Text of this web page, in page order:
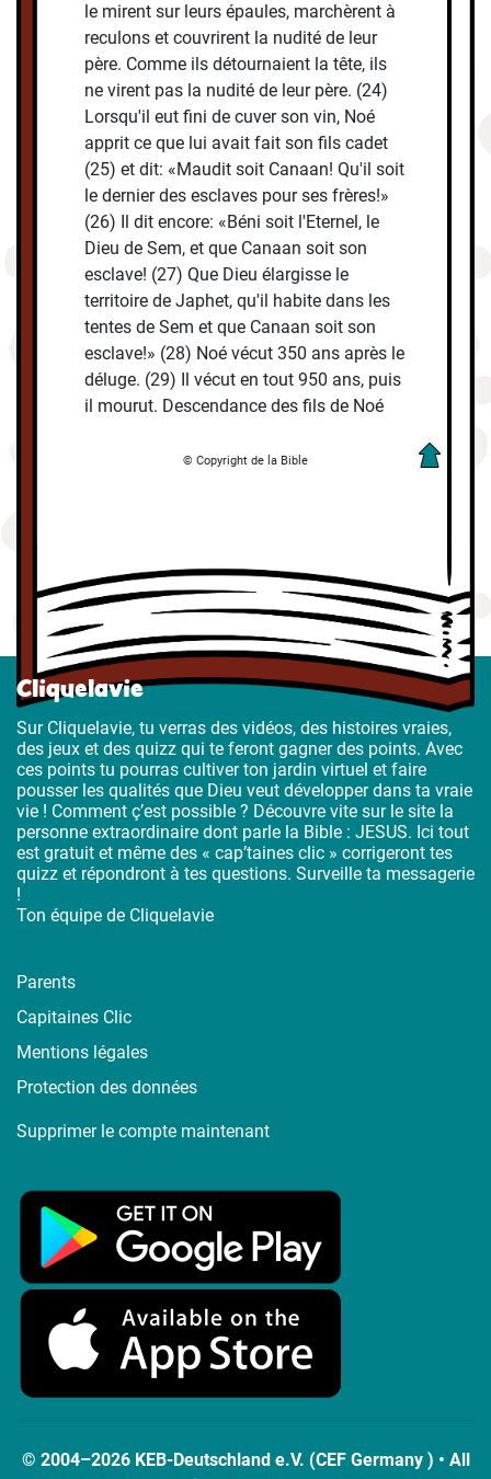
le mirent sur leurs épaules, marchèrent à
reculons et couvrirent la nudité de leur
père. Comme ils détournaient la tête, ils
ne virent pas la nudité de leur père. (24)
Lorsqu'il eut fini de cuver son vin, Noé
apprit ce que lui avait fait son fils cadet
(25) et dit: «Maudit soit Canaan! Qu'il soit
le dernier des esclaves pour ses frères!»
(26) Il dit encore: «Béni soit l'Eternel, le
Dieu de Sem, et que Canaan soit son
esclave! (27) Que Dieu élargisse le
territoire de Japhet, qu'il habite dans les
tentes de Sem et que Canaan soit son
esclave!» (28) Noé vécut 350 ans après le
déluge. (29) Il vécut en tout 950 ans, puis
il mourut. Descendance des fils de Noé
© Copyright de la Bible
Cliquelavie
Sur Cliquelavie, tu verras des vidéos, des histoires vraies,
des jeux et des quizz qui te feront gagner des points. Avec
ces points tu pourras cultiver ton jardin virtuel et faire
pousser les qualités que Dieu veut développer dans ta vraie
vie ! Comment ç’est possible ? Découvre vite sur le site la
personne extraordinaire dont parle la Bible : JESUS. Ici tout
est gratuit et même des « cap’taines clic » corrigeront tes
quizz et répondront à tes questions. Surveille ta messagerie
!
Ton équipe de Cliquelavie
Parents
Capitaines Clic
Mentions légales
Protection des données
Supprimer le compte maintenant
© 2004–2026 KEB-Deutschland e.V. (CEF Germany ) • All